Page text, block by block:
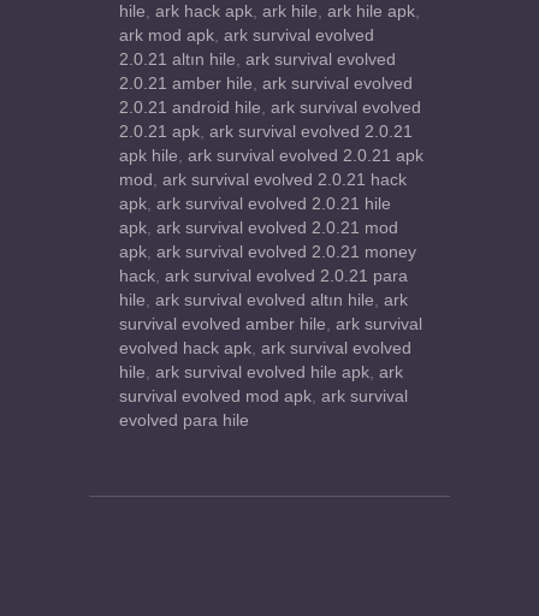
hile ark hack apk ark hile ark hile apk
ark mod apk ark survival evolved
2.0.21 altın hile ark survival evolved
2.0.21 amber hile ark survival evolved
2.0.21 android hile ark survival evolved
2.0.21 apk ark survival evolved 2.0.21
apk hile ark survival evolved 2.0.21 apk
mod
ark survival evolved 2.0.21 hack
apk ark survival evolved 2.0.21 hile
apk ark survival evolved 2.0.21 mod
apk ark survival evolved 2.0.21 money
hack ark survival evolved 2.0.21 para
hile ark survival evolved altın hile ark
survival evolved amber hile ark survival
evolved hack apk ark survival evolved
hile ark survival evolved hile apk ark
survival evolved mod apk ark survival
evolved para hile